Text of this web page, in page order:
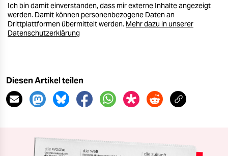
Ich bin damit einverstanden, dass mir externe Inhalte angezeigt
werden. Damit können personenbezogene Daten an
Drittplattformen übermittelt werden. Mehr dazu in unserer
Datenschutzerklärung
Diesen Artikel teilen